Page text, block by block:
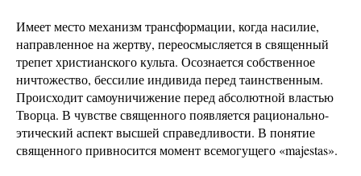
Имеет место механизм трансформации, когда насилие,
направленное на жертву, переосмысляется в священный
трепет христианского культа. Осознается собственное
ничтожество, бессилие индивида перед таинственным.
Происходит самоуничижение перед абсолютной властью
Творца. В чувстве священного появляется рационально-
этический аспект высшей справедливости. В понятие
священного привносится момент всемогущего «majestas».